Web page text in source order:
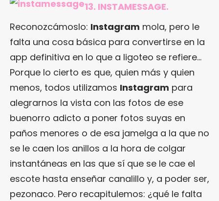
13. INSTAMESSAGE.
Reconozcámoslo: Instagram mola, pero le
falta una cosa básica para convertirse en la
app definitiva en lo que a ligoteo se refiere…
Porque lo cierto es que, quien más y quien
menos, todos utilizamos Instagram para
alegrarnos la vista con las fotos de ese
buenorro adicto a poner fotos suyas en
paños menores o de esa jamelga a la que no
se le caen los anillos a la hora de colgar
instantáneas en las que sí que se le cae el
escote hasta enseñar canalillo y, a poder ser,
pezonaco. Pero recapitulemos: ¿qué le falta